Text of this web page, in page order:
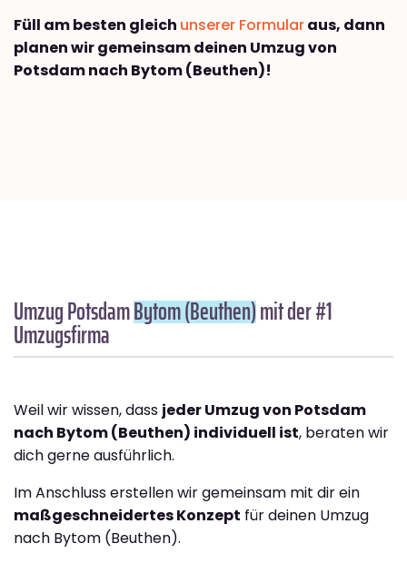
Füll am besten gleich unserer Formularaus, dann
planen wir gemeinsam deinen Umzug von
Potsdam nach Bytom (Beuthen)!
Umzug PotsdamBytom (Beuthen)mit der #1
Umzugsfirma
Weil wir wissen, dass jeder Umzug von Potsdam
nach Bytom (Beuthen) individuell ist, beraten wir
dich gerne ausführlich.
Im Anschluss erstellen wir gemeinsam mit dir ein
maßgeschneidertes Konzept für deinen Umzug
nach Bytom (Beuthen).